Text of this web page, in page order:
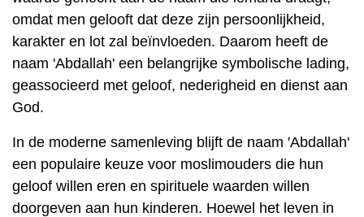
omdat men gelooft dat deze zijn persoonlijkheid,
karakter en lot zal beïnvloeden. Daarom heeft de
naam 'Abdallah' een belangrijke symbolische lading,
geassocieerd met geloof, nederigheid en dienst aan
God.
In de moderne samenleving blijft de naam 'Abdallah'
een populaire keuze voor moslimouders die hun
geloof willen eren en spirituele waarden willen
doorgeven aan hun kinderen. Hoewel het leven in